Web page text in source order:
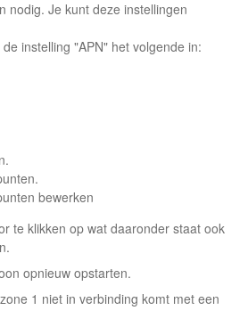
nodig. Je kunt deze instellingen
instelling "APN" het volgende in:
bewerken
te klikken op wat daaronder staat ook
opnieuw opstarten.
1 niet in verbinding komt met een